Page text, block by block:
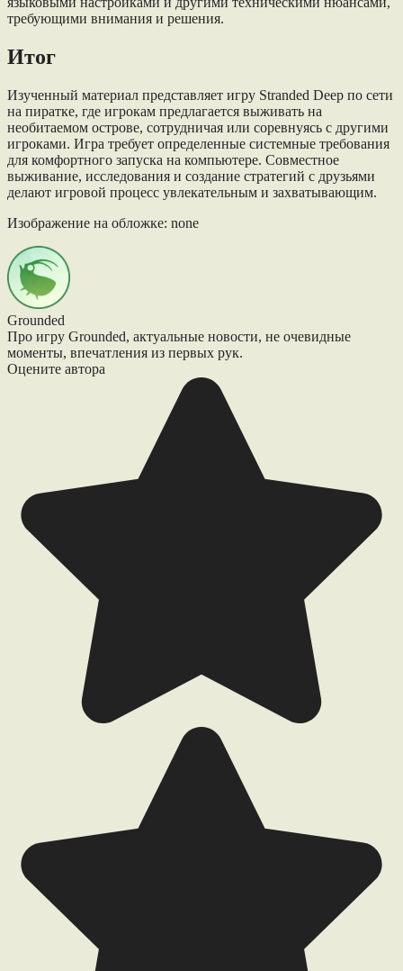
требующими внимания и решения.
Итог
Изученный материал представляет игру Stranded Deep по сети
на пиратке, где игрокам предлагается выживать на
необитаемом острове, сотрудничая или соревнуясь с другими
игроками. Игра требует определенные системные требования
для комфортного запуска на компьютере. Совместное
выживание, исследования и создание стратегий с друзьями
делают игровой процесс увлекательным и захватывающим.
Изображение на обложке: none
Grounded
Про игру Grounded, актуальные новости, не очевидные
моменты, впечатления из первых рук.
Оцените автора